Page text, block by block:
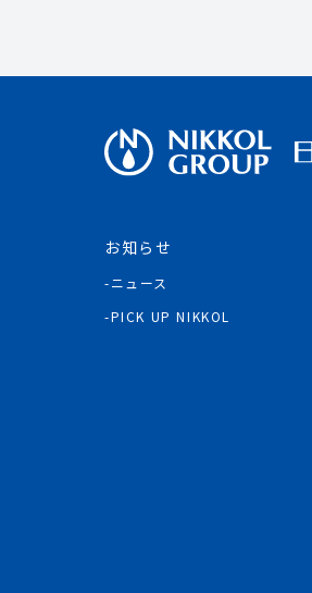
お知らせ
ニュース
PICK UP NIKKOL